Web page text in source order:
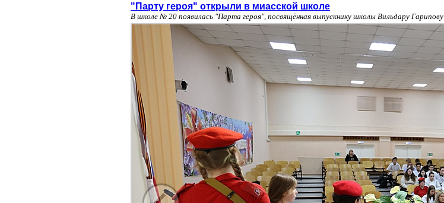
"Парту героя" открыли в миасской школе
В школе № 20 появилась "Парта героя", посвящённая выпускнику школы Вильдару Гарипову